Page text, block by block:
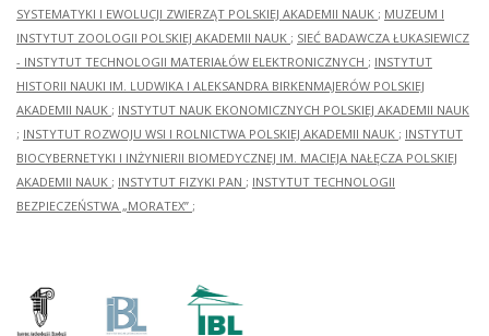
SYSTEMATYKI I EWOLUCJI ZWIERZĄT POLSKIEJ AKADEMII NAUK ; MUZEUM I
INSTYTUT ZOOLOGII POLSKIEJ AKADEMII NAUK ; SIEĆ BADAWCZA ŁUKASIEWICZ
- INSTYTUT TECHNOLOGII MATERIAŁÓW ELEKTRONICZNYCH ; INSTYTUT
HISTORII NAUKI IM. LUDWIKA I ALEKSANDRA BIRKENMAJERÓW POLSKIEJ
AKADEMII NAUK ; INSTYTUT NAUK EKONOMICZNYCH POLSKIEJ AKADEMII NAUK
; INSTYTUT ROZWOJU WSI I ROLNICTWA POLSKIEJ AKADEMII NAUK ; INSTYTUT
BIOCYBERNETYKI I INŻYNIERII BIOMEDYCZNEJ IM. MACIEJA NAŁĘCZA POLSKIEJ
AKADEMII NAUK ; INSTYTUT FIZYKI PAN ; INSTYTUT TECHNOLOGII
BEZPIECZEŃSTWA „MORATEX” ;